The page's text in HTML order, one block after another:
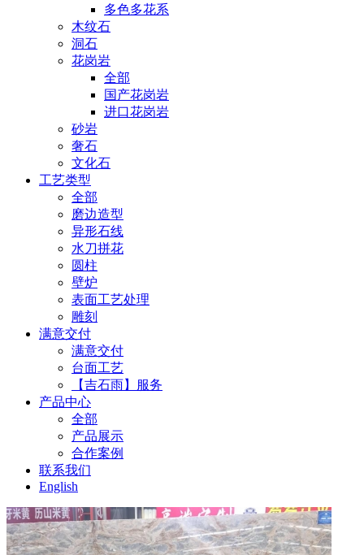
多色多花系
木纹石
洞石
花岗岩
全部
国产花岗岩
进口花岗岩
砂岩
奢石
文化石
工艺类型
全部
磨边造型
异形石线
水刀拼花
圆柱
壁炉
表面工艺处理
雕刻
满意交付
满意交付
台面工艺
【吉石雨】服务
产品中心
全部
产品展示
合作案例
联系我们
English